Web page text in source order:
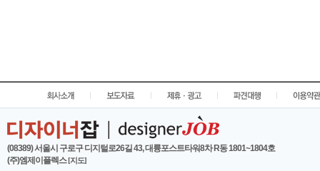
| | | |
(08389) 서울시 구로구 디지털로26길 43, 대륭포스트타워8차 R동 1801~1804호
(주)엠제이플렉스[지도]